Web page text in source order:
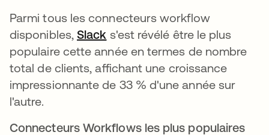
Parmi tous les connecteurs workflow
disponibles,Slack s’ouvre dans un nouvel onglet
s'est révélé être le plus
populaire cette année en termes de nombre
total de clients, affichant une croissance
impressionnante de 33 % d'une année sur
l'autre.
Connecteurs Workflows les plus populaires